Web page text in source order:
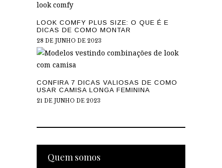
LOOK COMFY PLUS SIZE: O QUE É E
DICAS DE COMO MONTAR
28 DE JUNHO DE 2023
CONFIRA 7 DICAS VALIOSAS DE COMO
USAR CAMISA LONGA FEMININA
21 DE JUNHO DE 2023
Quem somos